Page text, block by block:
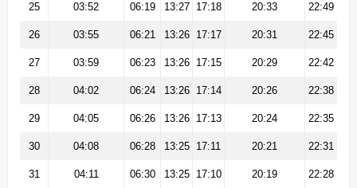
25 03:52 06:19 13:27 17:18 20:33 22:49
26 03:55 06:21 13:26 17:17 20:31 22:45
27 03:59 06:23 13:26 17:15 20:29 22:42
28 04:02 06:24 13:26 17:14 20:26 22:38
29 04:05 06:26 13:26 17:13 20:24 22:35
30 04:08 06:28 13:25 17:11 20:21 22:31
31 04:11 06:30 13:25 17:10 20:19 22:28